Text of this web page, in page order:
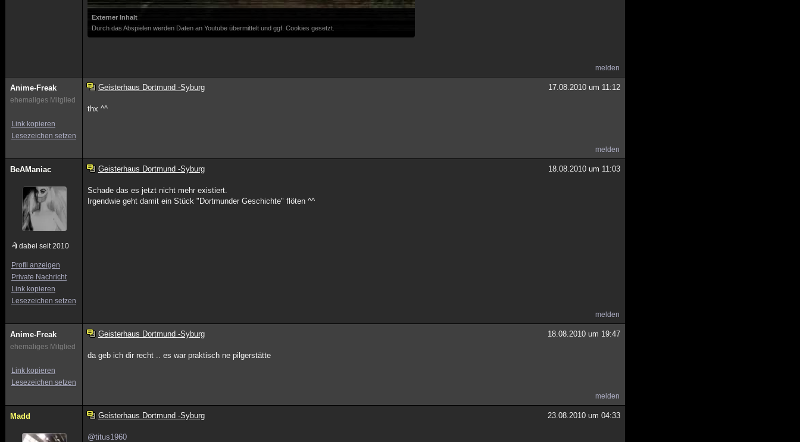
Externer Inhalt
Durch das Abspielen werden Daten an Youtube übermittelt und ggf. Cookies gesetzt.
melden
Anime-Freak
ehemaliges Mitglied
Link kopieren
Lesezeichen setzen
Geisterhaus Dortmund -Syburg 17.08.2010 um 11:12
thx ^^
melden
BeAManiac
dabei seit 2010
Profil anzeigen
Private Nachricht
Link kopieren
Lesezeichen setzen
Geisterhaus Dortmund -Syburg 18.08.2010 um 11:03
Schade das es jetzt nicht mehr existiert.
Irgendwie geht damit ein Stück "Dortmunder Geschichte" flöten ^^
melden
Anime-Freak
ehemaliges Mitglied
Link kopieren
Lesezeichen setzen
Geisterhaus Dortmund -Syburg 18.08.2010 um 19:47
da geb ich dir recht .. es war praktisch ne pilgerstätte
melden
Madd Geisterhaus Dortmund -Syburg 23.08.2010 um 04:33
@titus1960